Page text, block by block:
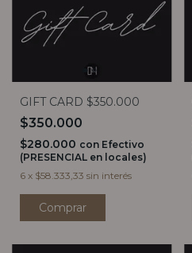
GIFT CARD $350.000
$350.000
$280.000 con Efectivo
(PRESENCIAL en locales)
6 x $58.333,33 sin interés